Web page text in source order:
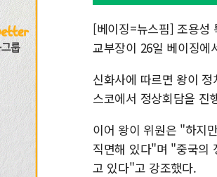
[베이징=뉴스핌] 조용성
교부장이 26일 베이징에
신화사에 따르면 왕이
스코에서 정상회담을 진
이어 왕이 위원은 "하지
직면해 있다"며 "중국의
고 있다"고 강조했다.